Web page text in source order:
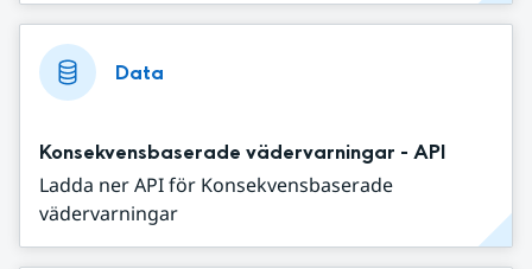
Data
Konsekvensbaserade vädervarningar - API
Ladda ner API för Konsekvensbaserade
vädervarningar